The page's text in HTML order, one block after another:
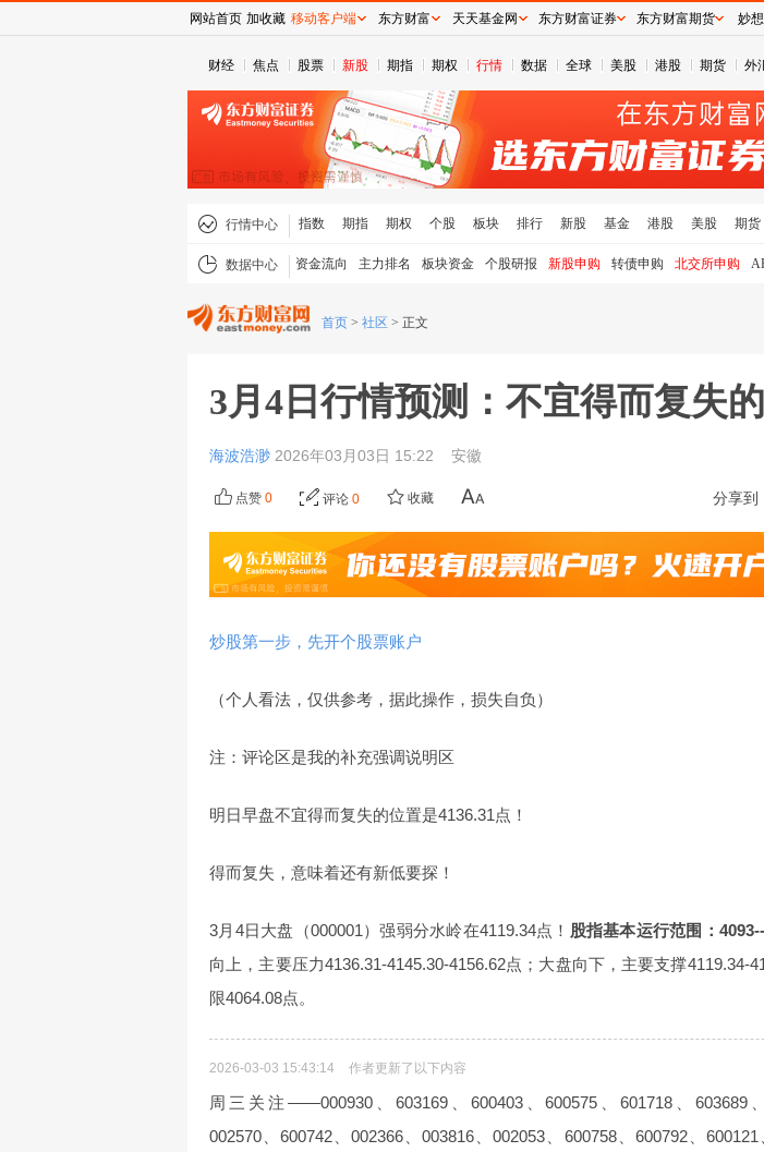
财经 焦点 股票 新股 期指 期权 行情 数据 全球 美股 港股 期货 外
行情中心 指数 期指 期权 个股 板块 排行 新股 基金 港股 美股 期货
数据中心 资金流向 主力排名 板块资金 个股研报 新股申购 转债申购 北交所申购
首页 > 社区 > 正文
3月4日行情预测：不宜得而复失
海波浩渺 2026年03月03日 15:22 安徽
分享到
点赞 0 评论 0 收藏
炒股第一步，先开个股票账户
（个人看法，仅供参考，据此操作，损失自负）
注：评论区是我的补充强调说明区
明日早盘不宜得而复失的位置是4136.31点！
得而复失，意味着还有新低要探！
3月4日大盘（000001）强弱分水岭在4119.34点！ 股指基本运行范围：
向上，主要压力4136.31-4145.30-4156.62点；大盘向下，主要支撑4119.34-
限4064.08点。
2026-03-03 15:43:14 作者更新了以下内容
周三关注——000930、603169、600403、600575、601718、603689、
002570、600742、002366、003816、002053、600758、600792、600121
网站首页 加收藏 移动客户端 东方财富 天天基金网 东方财富证券 东方财富期货 妙想